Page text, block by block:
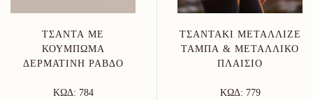
ΤΣΆΝΤΑ ΜΕ
ΚΟΎΜΠΩΜΑ
ΔΕΡΜΆΤΙΝΗ ΡΆΒΔΟ
ΚΩΔ: 784
ΤΣΑΝΤΆΚΙ ΜΕΤΑΛΛΙΖΈ
ΤΑΜΠΆ & ΜΕΤΑΛΛΙΚΌ
ΠΛΑΊΣΙΟ
ΚΩΔ: 779